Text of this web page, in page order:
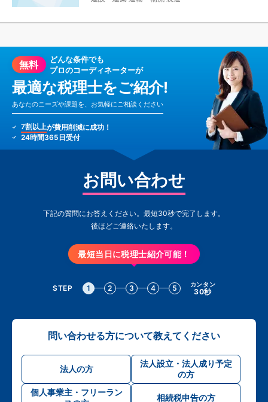
無料
どんな条件でも
プロのコーディネーターが
最適な税理士をご紹介!
あなたのニーズや課題を、お気軽にご相談ください
7割以上が費用削減に成功！
24時間365日受付
お問い合わせ
下記の質問にお答えください。最短30秒で完了します。
後ほどご連絡いたします。
最短当日に税理士紹介可能！
STEP 1 2 3 4 5 カンタン
30秒
問い合わせる方について教えてください
法人の方
法人設立・法人成り予定
の方
個人事業主・フリーラン
相続税申告の方